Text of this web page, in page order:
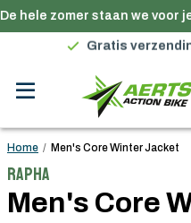
hele zomer staan we voor
Gratis
Home / Men's Core Winter Jacket
Rapha
Men's Core